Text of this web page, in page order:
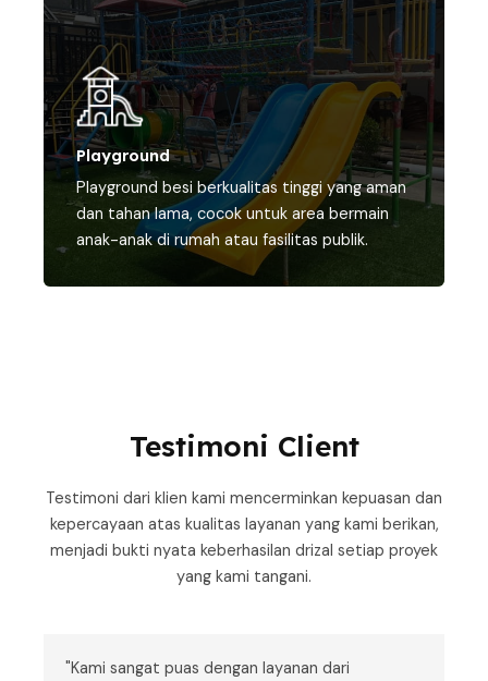
Playground
Playground besi berkualitas tinggi yang aman
dan tahan lama, cocok untuk area bermain
anak-anak di rumah atau fasilitas publik.
Testimoni Client
Testimoni dari klien kami mencerminkan kepuasan dan
kepercayaan atas kualitas layanan yang kami berikan,
menjadi bukti nyata keberhasilan drizal setiap proyek
yang kami tangani.
"Kami sangat puas dengan layanan dari